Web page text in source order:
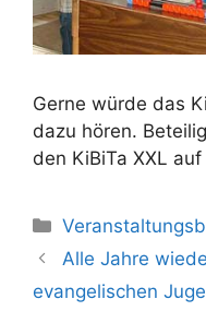
Gerne würde das
dazu hören.
den KiBiTa XXL auf
Kategorien
Alle Jahre
evangelischen